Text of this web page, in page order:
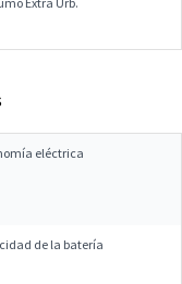
eléctrica
de la batería